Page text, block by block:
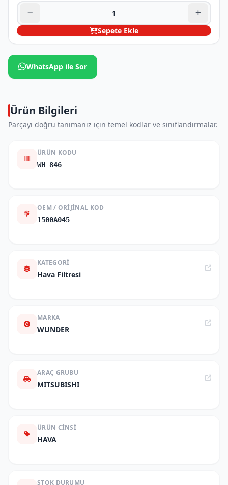
Sepete Ekle
WhatsApp ile Sor
Ürün Bilgileri
Parçayı doğru tanımanız için temel kodlar ve sınıflandırmalar.
ÜRÜN KODU
WH 846
OEM / ORIJINAL KOD
1500A045
KATEGORI
Hava Filtresi
MARKA
WUNDER
ARAÇ GRUBU
MITSUBISHI
ÜRÜN CINSI
HAVA
STOK DURUMU